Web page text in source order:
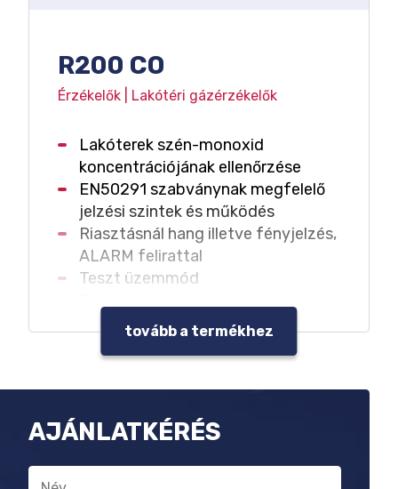
R200 CO
Érzékelők | Lakótéri gázérzékelők
Lakóterek szén-monoxid
koncentrációjának ellenőrzése
EN50291 szabványnak megfelelő
jelzési szintek és működés
Riasztásnál hang illetve fényjelzés,
ALARM felirattal
Teszt üzemmód
Beépített, a teljes működési
Működési élettartam végének
10 év működési élettartam
tovább a termékhez
AJÁNLATKÉRÉS
Név